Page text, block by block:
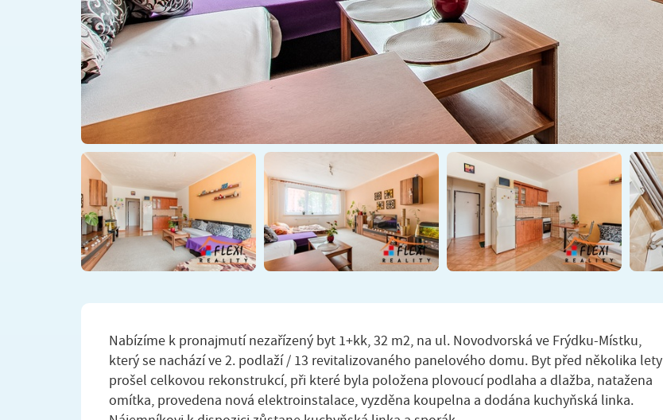
Nabízíme k pronajmutí nezařízený byt 1+kk, 32 m2, na ul. Novodvorská ve Frýdku-Místku,
který se nachází ve 2. podlaží / 13 revitalizovaného panelového domu. Byt před několika lety
prošel celkovou rekonstrukcí, při které byla položena plovoucí podlaha a dlažba, natažena
omítka, provedena nová elektroinstalace, vyzděna koupelna a dodána kuchyňská linka.